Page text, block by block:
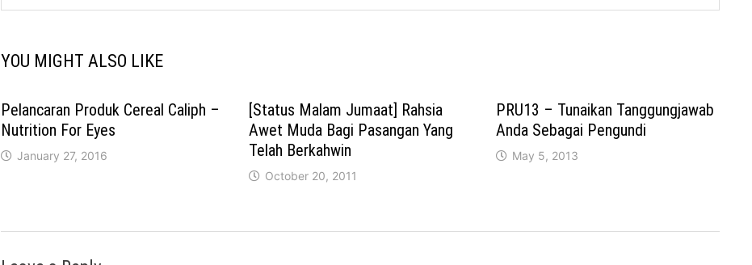
YOU MIGHT ALSO LIKE
Pelancaran Produk Cereal Caliph –
Nutrition For Eyes
January 27, 2016
[Status Malam Jumaat] Rahsia
Awet Muda Bagi Pasangan Yang
Telah Berkahwin
October 20, 2011
PRU13 – Tunaikan Tanggungjawab
Anda Sebagai Pengundi
May 5, 2013